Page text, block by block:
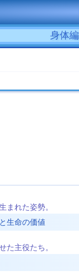
身体編
まれた姿勢。
生命の価値
た主役たち。